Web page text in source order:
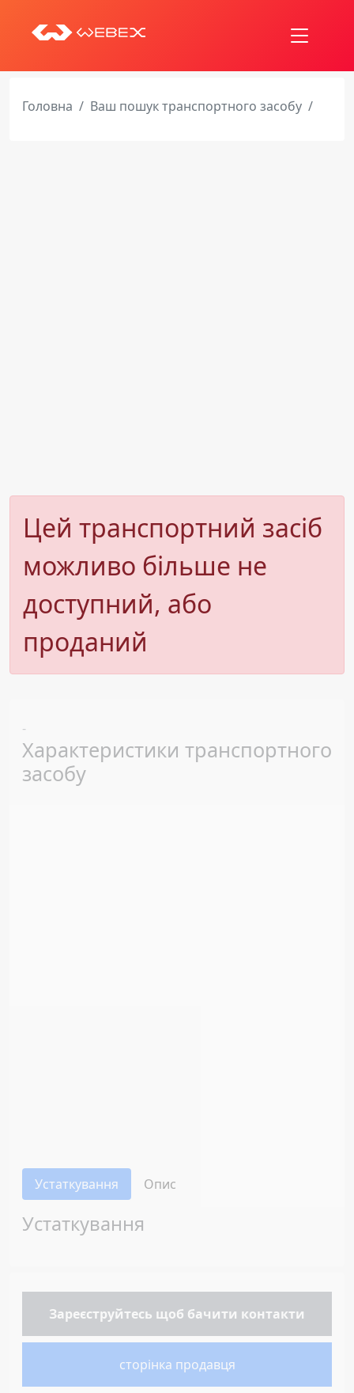
Головна Ваш пошук транспортного засобу
Цей транспортний засіб
можливо більше не
доступний, або
проданий
-
Характеристики транспортного
засобу
Устаткування Опис
Устаткування
Зареєструйтесь щоб бачити контакти
сторінка продавця